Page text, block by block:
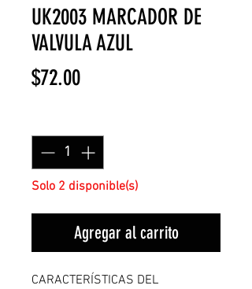
UK2003 MARCADOR DE
VALVULA AZUL
$72.00Precio
Solo 2 disponible(s)
Agregar al carrito
CARACTERÍSTICAS DEL